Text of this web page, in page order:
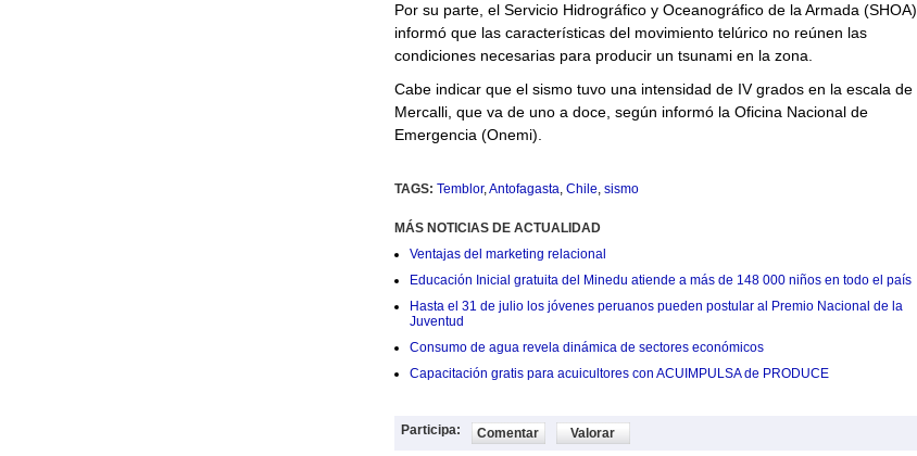
Por su parte, el Servicio Hidrográfico y Oceanográfico de la Armada (SHOA)
informó que las características del movimiento telúrico no reúnen las
condiciones necesarias para producir un tsunami en la zona.
Cabe indicar que el sismo tuvo una intensidad de IV grados en la escala de
Mercalli, que va de uno a doce, según informó la Oficina Nacional de
Emergencia (Onemi).
TAGS: Temblor,Antofagasta, Chile, sismo
MÁS NOTICIAS DE ACTUALIDAD
Ventajas del marketing relacional
Educación Inicial gratuita del Minedu atiende a más de 148 000 niños en todo el país
Hasta el 31 de julio los jóvenes peruanos pueden postular al Premio Nacional de la
Juventud
Consumo de agua revela dinámica de sectores económicos
Capacitación gratis para acuicultores con ACUIMPULSA de PRODUCE
Participa: Comentar Valorar